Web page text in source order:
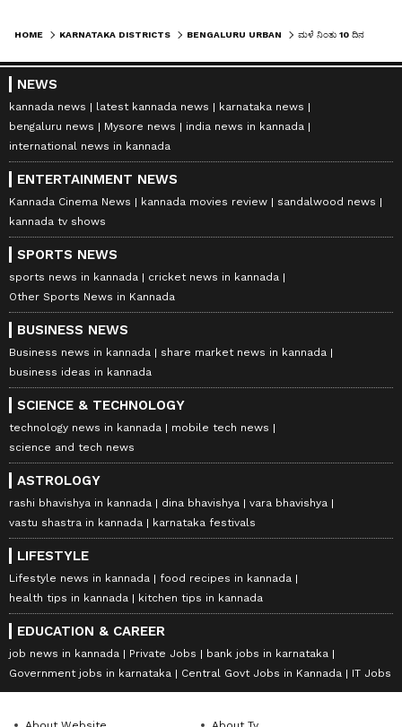
HOME KARNATAKA DISTRICTS BENGALURU URBAN
NEWS
kannada news latest kannada news
karnataka news
bengaluru news
Mysore news
india news in kannada
international news in kannada
ENTERTAINMENT NEWS
Kannada Cinema News kannada movies review
sandalwood news
kannada tv shows
SPORTS NEWS
sports news in kannada
cricket news in kannada
Other Sports News in Kannada
BUSINESS NEWS
Business news in kannada
share market news in kannada
business ideas in kannada
SCIENCE & TECHNOLOGY
technology news in kannada
mobile tech news
science and tech news
ASTROLOGY
rashi bhavishya in kannada dina bhavishya
vara bhavishya
vastu shastra in kannada
karnataka festivals
LIFESTYLE
Lifestyle news in kannada
food recipes in kannada
health tips in kannada
kitchen tips in kannada
EDUCATION & CAREER
job news in kannada Private Jobs
bank jobs in karnataka
Government jobs in karnataka
Central Govt Jobs in Kannada IT Jobs